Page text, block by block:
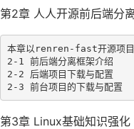
第2章 人人开源前后端分
本章以renren-fast开源项目为
2-1 前后端分离框架介绍
2-2 后端项目下载与配置
2-3 前台项目的下载与配置
第3章 Linux基础知识强化